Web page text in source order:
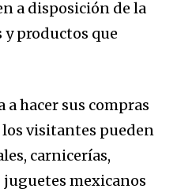
a disposición de la
productos que
hacer sus compras
visitantes pueden
carnicerías,
juguetes mexicanos